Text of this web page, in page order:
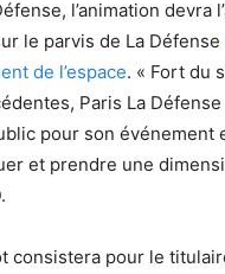
l’animation devra
le parvis de La Défense
de l’espace. « Fort du
Paris La
pour son événement
et prendre une
consistera pour le